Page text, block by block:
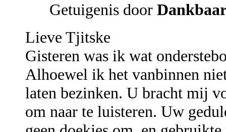
Getuigenis door
Lieve Tjitske
Gisteren was ik wat
Alhoewel ik het vanbinnen
laten bezinken. U bracht mij
om naar te luisteren. Uw